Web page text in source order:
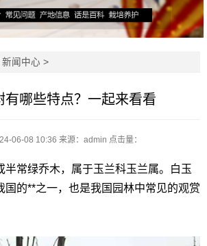
新闻中心 >
有哪些特点？一起来看看
06-08 10:36 来源：admin 点击量：
常绿乔木，属于玉兰科玉兰属。白玉
国的**之一，也是我国园林中常见的观赏